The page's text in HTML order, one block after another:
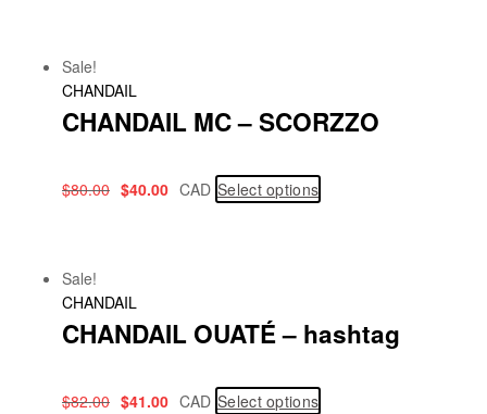
Sale!
CHANDAIL
CHANDAIL MC – SCORZZO
$80.00 $40.00 CAD Select options
Sale!
CHANDAIL
CHANDAIL OUATÉ – hashtag
$82.00 $41.00 CAD Select options